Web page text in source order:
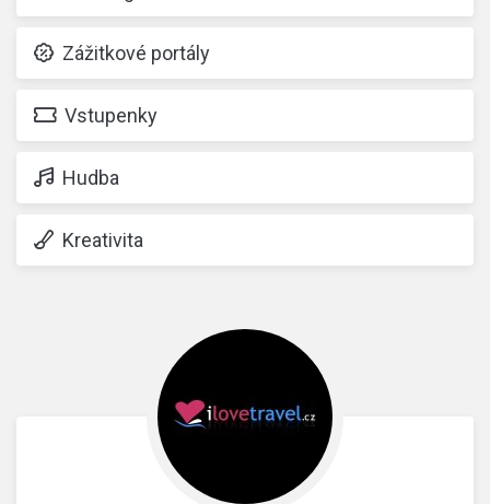
Zážitkové portály
Vstupenky
Hudba
Kreativita